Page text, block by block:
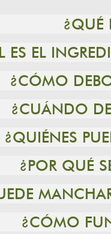
¿QUÉ
ES EL
¿CÓMO DEBO
¿CUÁNDO
¿QUIÉNES
¿POR QUÉ
¿CÓMO